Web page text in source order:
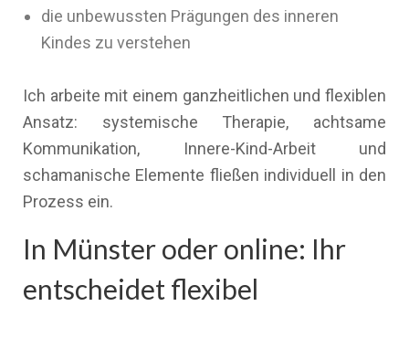
die unbewussten Prägungen des inneren
Kindes zu verstehen
Ich arbeite mit einem ganzheitlichen und flexiblen
Ansatz: systemische Therapie, achtsame
Kommunikation, Innere-Kind-Arbeit und
schamanische Elemente fließen individuell in den
Prozess ein.
In Münster oder online: Ihr
entscheidet flexibel